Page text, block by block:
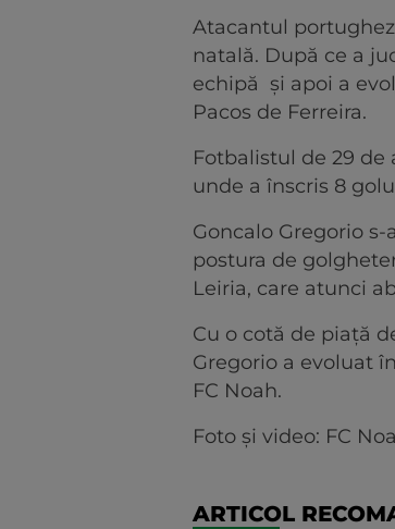
Atacantul
natală. După ce a
echipă și apoi a
Pacos de Ferreira.
Fotbalistul de 29
unde a înscris 8
Goncalo Gregorio
postura de
Leiria, care atunci
Cu o cotă de piață
Gregorio a evoluat
FC Noah.
Foto și video: FC
ARTICOL